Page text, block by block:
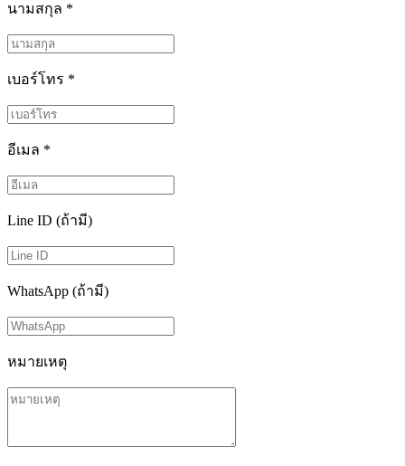
นามสกุล *
เบอร์โทร *
อีเมล *
Line ID (ถ้ามี)
WhatsApp (ถ้ามี)
หมายเหตุ